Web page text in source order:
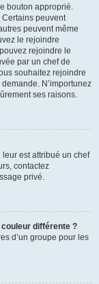
bouton approprié.
Certains peuvent
peuvent même
le rejoindre
rejoindre le
par un chef de
souhaitez rejoindre
N’importunez
ses raisons.
leur est attribué un chef
contactez
privé.
différente ?
d’un groupe pour les